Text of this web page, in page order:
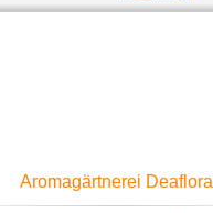
Aromagärtnerei Deaflora